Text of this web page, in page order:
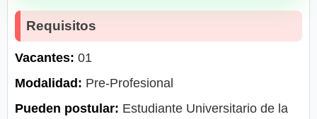
Requisitos
Vacantes: 01
Modalidad: Pre-Profesional
Pueden postular: Estudiante Universitario de la